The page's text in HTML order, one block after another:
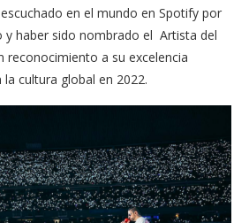
en el mundo en Spotify por
y haber sido nombrado el Artista del
reconocimiento a su excelencia
cultura global en 2022.